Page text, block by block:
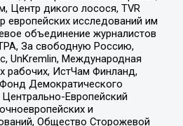
Центр дикого лосося, TVR
исследований им
объединение журналистов
За свободную Россию,
UnKremlin, Международная
рабочих, ИстЧам Финланд,
Демократического
Европейский
и
Общество Сторожевой